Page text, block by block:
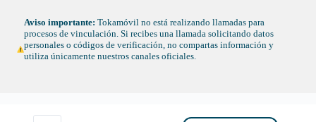
contenido
Aviso importante: Tokamóvil no está realizando llamadas para
procesos de vinculación. Si recibes una llamada solicitando datos
personales o códigos de verificación, no compartas información y
utiliza únicamente nuestros canales oficiales.